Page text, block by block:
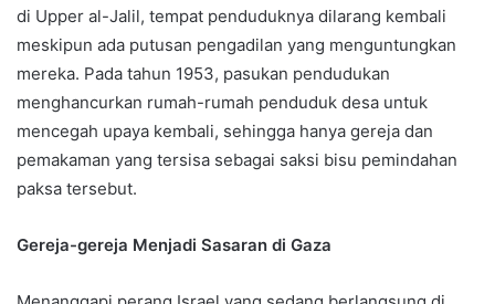
di Upper al-Jalil, tempat penduduknya dilarang kembali
meskipun ada putusan pengadilan yang menguntungkan
mereka. Pada tahun 1953, pasukan pendudukan
menghancurkan rumah-rumah penduduk desa untuk
mencegah upaya kembali, sehingga hanya gereja dan
pemakaman yang tersisa sebagai saksi bisu pemindahan
paksa tersebut.
Gereja-gereja Menjadi Sasaran di Gaza